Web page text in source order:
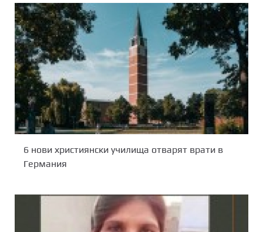
6 нови християнски училища отварят врати в
Германия